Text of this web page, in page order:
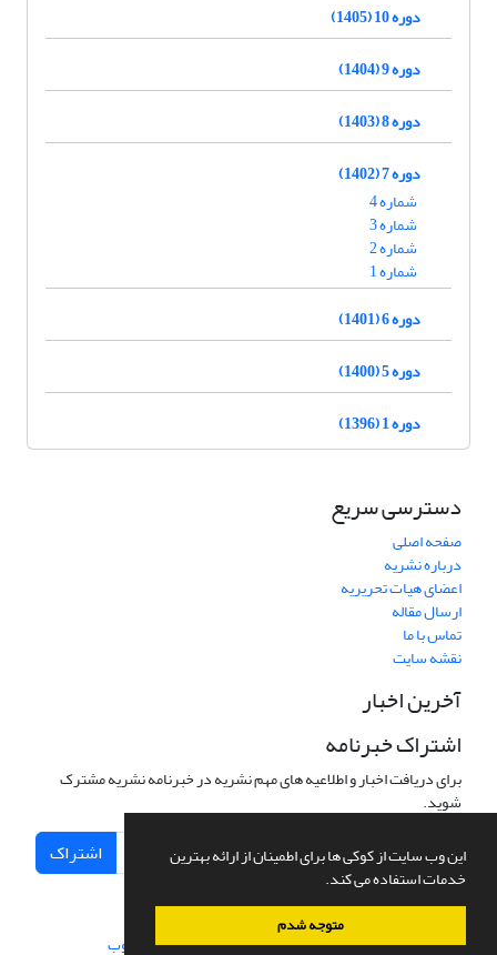
این وب سایت از کوکی ها برای اطمینان از ارائه بهترین
خدمات استفاده می کند.
متوجه شدم
دوره 10 (1405)
دوره 9 (1404)
دوره 8 (1403)
دوره 7 (1402)
شماره 4
شماره 3
شماره 2
شماره 1
دوره 6 (1401)
دوره 5 (1400)
دوره 1 (1396)
دسترسی سریع
صفحه اصلی
درباره نشریه
اعضای هیات تحریریه
ارسال مقاله
تماس با ما
نقشه سایت
آخرین اخبار
اشتراک خبرنامه
برای دریافت اخبار و اطلاعیه های مهم نشریه در خبرنامه نشریه مشترک
شوید.
اشتراک
سامانه مدیریت نشریات علمی.طراحی و پیاده سازی از سیناوب